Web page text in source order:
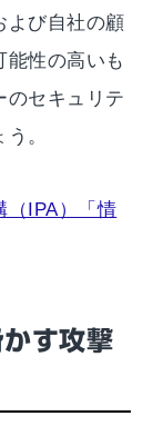
よび自社の顧
能性の高いも
のセキュリテ
。
（IPA）「情
す攻撃